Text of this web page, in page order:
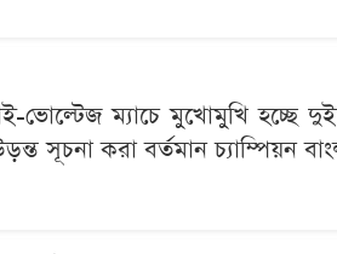
ম্যাচে মুখোমুখি হচ্ছে দুই
সূচনা করা বর্তমান চ্যাম্পিয়ন